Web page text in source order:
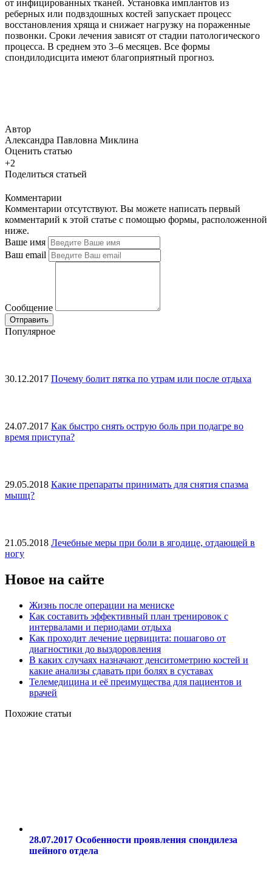
от инфицированных тканей. Установка имплантов из
реберных или подвздошных костей запускает процесс
восстановления хряща и снижает нагрузку на пораженные
позвонки. Сроки лечения зависят от стадии патологического
процесса. В среднем это 3–6 месяцев. Все формы
спондилодисцита имеют благоприятный прогноз.
Автор
Александра Павловна Миклина
Оценить статью
+2
Поделиться статьей
Комментарии
Комментарии отсутствуют. Вы можете написать первый
комментарий к этой статье с помощью формы, расположенной
ниже.
Ваше имя
Ваш email
Сообщение
Популярное
30.12.2017 Почему болит пятка по утрам или после отдыха
24.07.2017 Как быстро снять острую боль при подагре во
время приступа?
29.05.2018 Какие препараты принимать для снятия спазма
мышц?
21.05.2018 Лечебные меры при боли в ягодице, отдающей в
ногу
Новое на сайте
Жизнь после операции на мениске
Как составить эффективный план тренировок с
интервалами и периодами отдыха
Как проходит лечение цервицита: пошагово от
диагностики до выздоровления
В каких случаях назначают денситометрию костей и
какие анализы сдавать при болях в суставах
Телемедицина и её преимущества для пациентов и
врачей
Похожие статьи
28.07.2017 Особенности проявления спондилеза
шейного отдела